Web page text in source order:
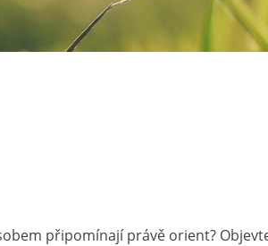
připomínají právě orient?